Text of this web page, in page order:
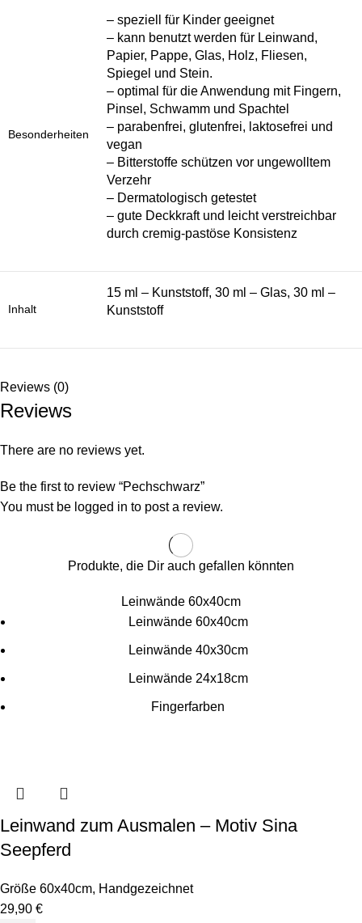
Besonderheiten
– speziell für Kinder geeignet
– kann benutzt werden für Leinwand,
Papier, Pappe, Glas, Holz, Fliesen,
Spiegel und Stein.
– optimal für die Anwendung mit Fingern,
Pinsel, Schwamm und Spachtel
– parabenfrei, glutenfrei, laktosefrei und
vegan
– Bitterstoffe schützen vor ungewolltem
Verzehr
– Dermatologisch getestet
– gute Deckkraft und leicht verstreichbar
durch cremig-pastöse Konsistenz
Inhalt
15 ml – Kunststoff, 30 ml – Glas, 30 ml –
Kunststoff
Reviews (0)
Reviews
There are no reviews yet.
Be the first to review “Pechschwarz”
You must be logged in to post a review.
Produkte, die Dir auch gefallen könnten
Leinwände 60x40cm
Leinwände 60x40cm
Leinwände 40x30cm
Leinwände 24x18cm
Fingerfarben
Leinwand zum Ausmalen – Motiv Sina
Seepferd
Größe 60x40cm, Handgezeichnet
29,90 €